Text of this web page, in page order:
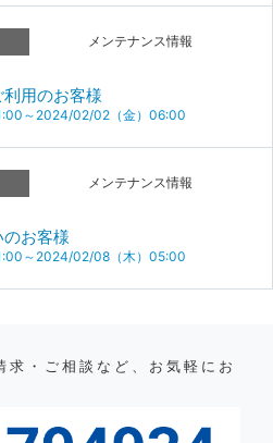
メンテナンス情報
用のお客様
～2024/02/02（金）06:00
メンテナンス情報
お客様
～2024/02/08（木）05:00
求・ご相談など、お気軽にお